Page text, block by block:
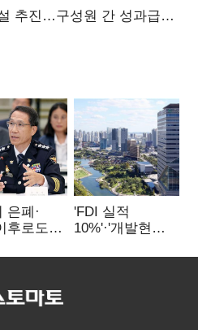
추진…구성원 간 성과급
은폐·
후로도
위…경찰
'FDI 실적
10%'·'개발현안
인천경제청장